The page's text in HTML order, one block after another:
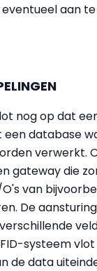
aan te
nog op dat
database
verwerkt.
gateway die
van
De
systeem vlot
de data